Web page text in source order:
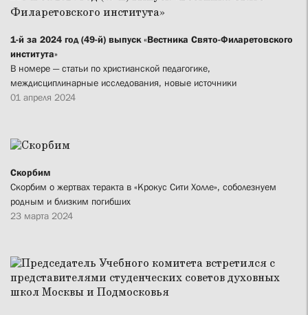
1-й за 2024 год (49-й) выпуск «Вестника Свято-Филаретовского
института»
В номере — статьи по христианской педагогике,
междисциплинарные исследования, новые источники
01 апреля 2024
Скорбим
Скорбим о жертвах теракта в «Крокус Сити Холле», соболезнуем
родным и близким погибших
23 марта 2024